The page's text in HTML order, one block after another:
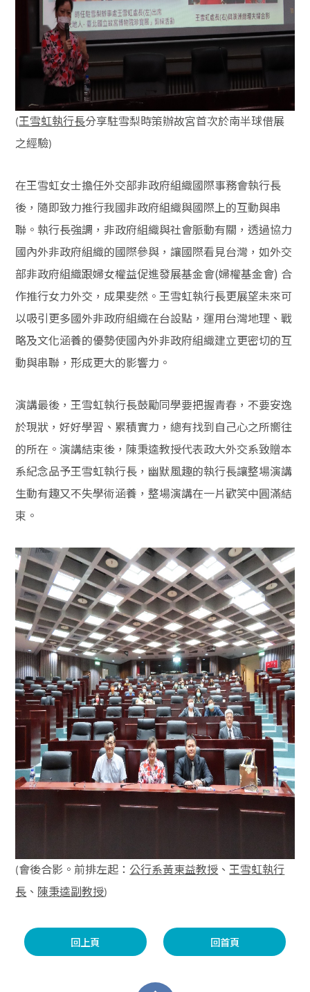
(王雪虹執行長分享駐雪梨時策辦故宮首次於南半球借展
之經驗)
在王雪虹女士擔任外交部非政府組織國際事務會執行長
後，隨即致力推行我國非政府組織與國際上的互動與串
聯。執行長強調，非政府組織與社會脈動有關，透過協力
國內外非政府組織的國際參與，讓國際看見台灣，如外交
部非政府組織跟婦女權益促進發展基金會(婦權基金會) 合
作推行女力外交，成果斐然。王雪虹執行長更展望未來可
以吸引更多國外非政府組織在台設點，運用台灣地理、戰
略及文化涵養的優勢使國內外非政府組織建立更密切的互
動與串聯，形成更大的影響力。
演講最後，王雪虹執行長鼓勵同學要把握青春，不要安逸
於現狀，好好學習、累積實力，總有找到自己心之所嚮往
的所在。演講結束後，陳秉逵教授代表政大外交系致贈本
系紀念品予王雪虹執行長，幽默風趣的執行長讓整場演講
生動有趣又不失學術涵養，整場演講在一片歡笑中圓滿結
束。
(會後合影。前排左起： 公行系黃東益教授 、 王雪虹執行
長 、 陳秉逵副教授)
回上頁 回首頁